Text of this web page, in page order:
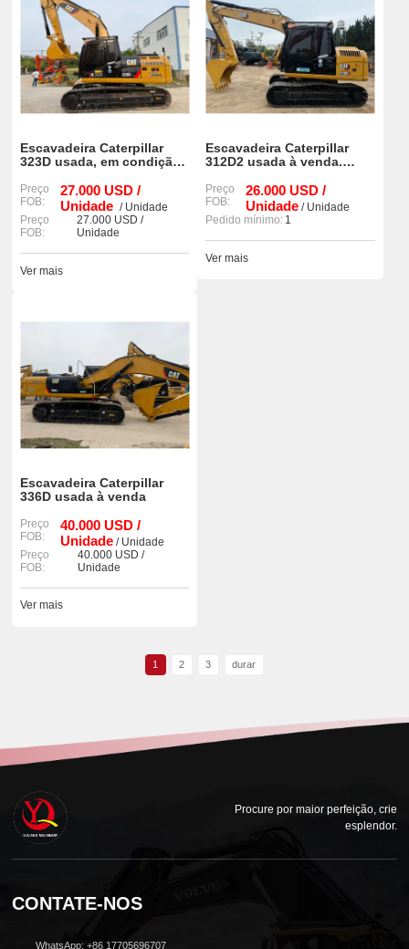
Escavadeira Caterpillar
323D usada, em condição
uso.
Preço
FOB:
27.000 USD /
Unidade / Unidade
Preço
FOB:
27.000 USD /
Unidade
Ver mais
Escavadeira Caterpillar
312D2 usada à venda.
para trabalhar.
Preço
FOB:
26.000 USD /
Unidade / Unidade
Pedido mínimo: 1
Ver mais
Escavadeira Caterpillar
336D usada à venda
Preço
FOB:
40.000 USD /
Unidade / Unidade
Preço
FOB:
40.000 USD /
Unidade
Ver mais
1 2 3 durar
Procure por maior perfeição, crie
esplendor.
CONTATE-NOS
WhatsApp: +86 17705696707